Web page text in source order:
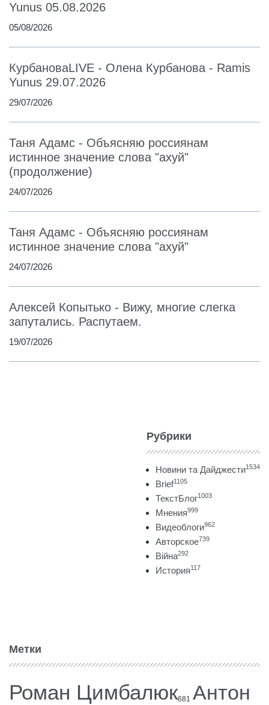
Yunus 05.08.2026
05/08/2026
КурбановаLIVE - Олена Курбанова - Ramis
Yunus 29.07.2026
29/07/2026
Таня Адамс - Объясняю россиянам
истинное значение слова "ахуй"
(продолжение)
24/07/2026
Таня Адамс - Объясняю россиянам
истинное значение слова "ахуй"
24/07/2026
Алексей Копытько - Вижу, многие слегка
запутались. Распутаем.
19/07/2026
Рубрики
Новини та Дайджести1534
Brief1105
ТекстБлог1003
Мнения999
Видеоблоги962
Авторское739
Війна292
История117
Метки
Роман Цимбалюк681 Антон